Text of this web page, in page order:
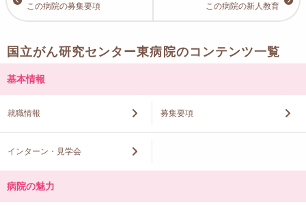
この病院の募集要項 この病院の新人教育
国立がん研究センター東病院のコンテンツ一覧
基本情報
就職情報 募集要項
インターン・見学会
病院の魅力